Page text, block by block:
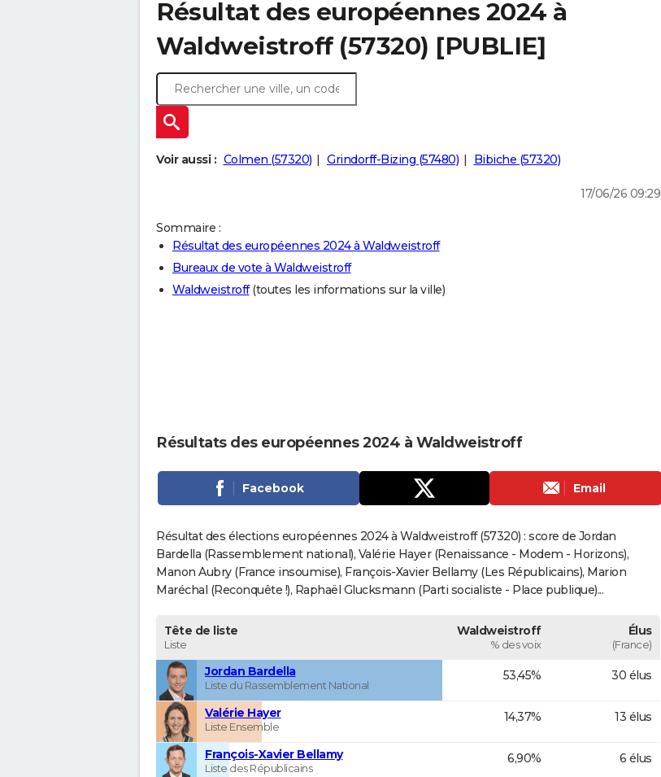
Résultat des européennes 2024 à
Waldweistroff (57320) [PUBLIE]
Voir aussi : Colmen (57320) Grindorff-Bizing (57480) Bibiche (57320)
17/06/26 09:29
Sommaire :
Résultat des européennes 2024 à Waldweistroff
Bureaux de vote à Waldweistroff
Waldweistroff(toutes les informations sur la ville)
Résultats des européennes 2024 à Waldweistroff
Facebook Email
Résultat des élections européennes 2024 à Waldweistroff (57320) : score de Jordan
Bardella (Rassemblement national), Valérie Hayer (Renaissance - Modem - Horizons),
Manon Aubry (France insoumise), François-Xavier Bellamy (Les Républicains), Marion
Maréchal (Reconquête !), Raphaël Glucksmann (Parti socialiste - Place publique)...
Tête de liste
Liste
Waldweistroff
% des voix
Élus
(France)
Jordan Bardella
Liste du Rassemblement National
53,45% 30 élus
Valérie Hayer
Liste Ensemble
14,37% 13 élus
François-Xavier Bellamy
Liste des Républicains
6,90% 6 élus